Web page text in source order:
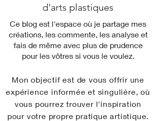
d'arts plastiques
Ce blog est l'espace où je partage mes
créations, les commente, les analyse et
fais de même avec plus de prudence
pour les vôtres si vous le voulez.
Mon objectif est de vous offrir une
expérience informée et singulière, où
vous pourrez trouver l'inspiration
pour votre propre pratique artistique.